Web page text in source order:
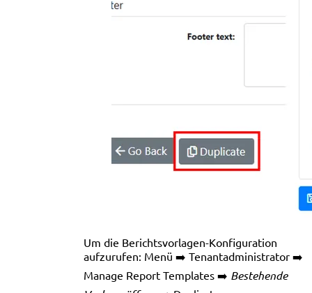
Um die Berichtsvorlagen-Konfiguration
aufzurufen: Menü ➡️ Tenantadministrator ➡️
Manage Report Templates ➡️ Bestehende